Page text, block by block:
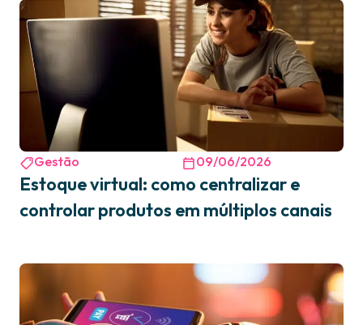
Gestão 09/06/2026
Estoque virtual: como centralizar e
controlar produtos em múltiplos canais